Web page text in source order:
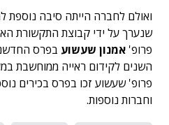
ואולם לחברה הייתה סיבה נוספת
שנערך על ידי קבוצת התקשורת
פרופ' אמנון שעשוע בפרס
השנים לקידום ראייה ממוחשבת
פרופ' שעשוע זכו בפרס בכירים
וחברות נוספות.